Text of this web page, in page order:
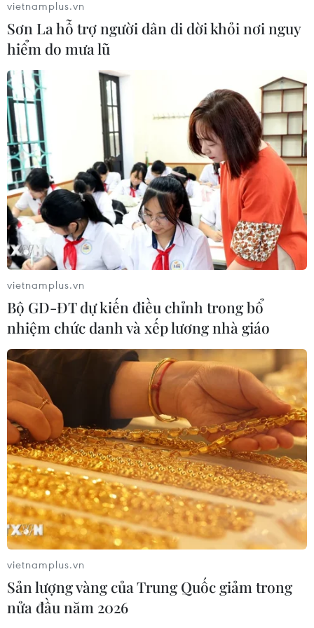
Lần đầu Nga nhập khẩu xăng từ châu
Phi do thiếu hụt nguồn cung trong
nước
02/08/2026 23:17
Ukraine tung đòn tập kích
hàng trăm UAV đánh thẳng vào loạt
tỉnh thành Nga
02/08/2026 15:54
Xem thêm
CƠ QUAN CHỦ QUẢN: THÔNG TẤN XÃ VIỆT NAM
Tổng Biên tập: TRẦN TIẾN DUẨN
Phó Tổng Biên tập: NGUYỄN THỊ TÁM, KHÚC THANH
THỦY
Sở hữu trí tuệ
Quy định sử dụng
RSS
Hỗ trợ
Ngôn ngữ
TTXVN
Dịch vụ tin
Quảng cáo
Liên hệ
vietnamplus.vn
Sơn La hỗ trợ người dân di dời khỏi nơi nguy
hiểm do mưa lũ
vietnamplus.vn
Bộ GD-ĐT dự kiến điều chỉnh trong bổ
nhiệm chức danh và xếp lương nhà giáo
vietnamplus.vn
Sản lượng vàng của Trung Quốc giảm trong
nửa đầu năm 2026